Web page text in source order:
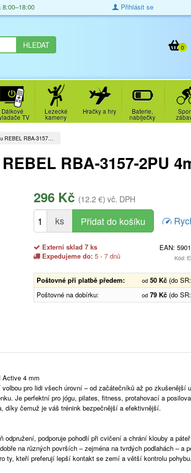
8:00–18:00 Přihlásit se
0
Dálkové
TV
Lezecké
kameny
Hračky a hry Baterie,
nabíječky
REBEL RBA-3157…
RBA-3157-2PU
296 Kč (12.2 €) vč. DPH
ks
Externí sklad 7 ks
Expedujeme do:5 - 7 dnů
EAN:
Kód:
Poštovné při platbě předem: od 50 Kč (do
Poštovné na dobírku:
od 79 Kč (do
Active 4 mm
pro lidi všech úrovní – od začátečníků až po zkušenější
Je perfektní pro jógu, pilates, fitness, protahovací a
díky čemuž je váš trénink bezpečnější a efektivnější.
odpružení, podporuje pohodlí při cvičení a chrání klouby a
na různých površích – zejména na tvrdých podlahách – a
ty, kteří preferují lepší kontakt se zemí a větší kontrolu pohybu.